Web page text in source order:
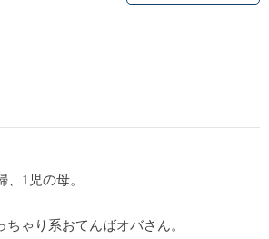
、1児の母。
ゃり系おてんばオバさん。